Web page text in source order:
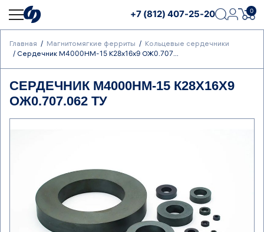
+7 (812) 407-25-20 0
Главная Магнитомягкие ферриты
Кольцевые сердечники
Сердечник М4000НМ-15 К28х16х9 ОЖ0.707...
СЕРДЕЧНИК М4000НМ-15 К28Х16Х9
ОЖ0.707.062 ТУ